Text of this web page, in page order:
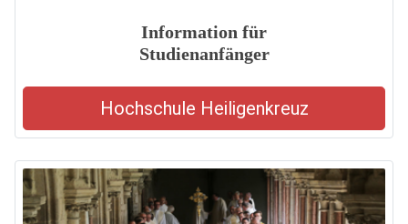
Information für
Studienanfänger
Hochschule Heiligenkreuz